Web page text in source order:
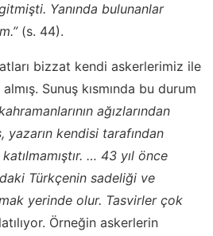
Yanında bulunanlar
(s. 44).
bizzat kendi askerlerimiz ile
Sunuş kısmında bu durum
ağızlarından
yazarın kendisi tarafından
… 43 yıl önce
Türkçenin sadeliği ve
yerinde olur. Tasvirler çok
Örneğin askerlerin